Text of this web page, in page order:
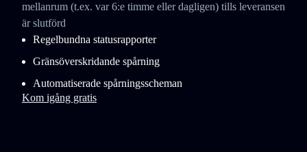
mellanrum (t.ex. var 6:e timme eller dagligen) tills leveransen
är slutförd
Regelbundna statusrapporter
Gränsöverskridande spårning
Automatiserade spårningsscheman
Kom igång gratis